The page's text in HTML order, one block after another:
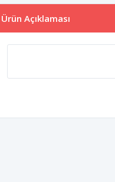
Ürün Açıklaması